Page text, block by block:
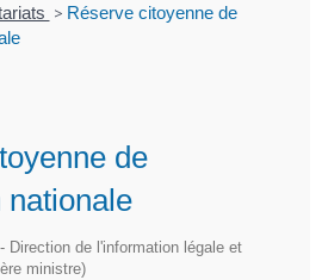
> Réserve citoyenne de
de
nationale
Direction de l'information légale et
ministre)